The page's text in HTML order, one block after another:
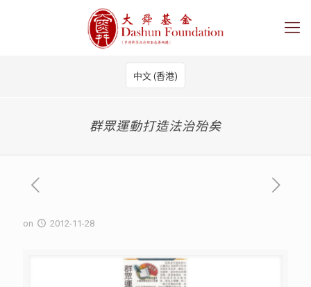
中文 (香港)
群眾運動打造法治殆矣
on 2012-11-28